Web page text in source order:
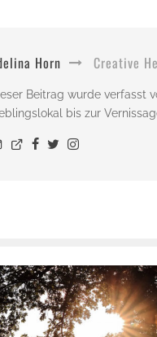
Horn Creative
Beitrag wurde verfasst
bis zur